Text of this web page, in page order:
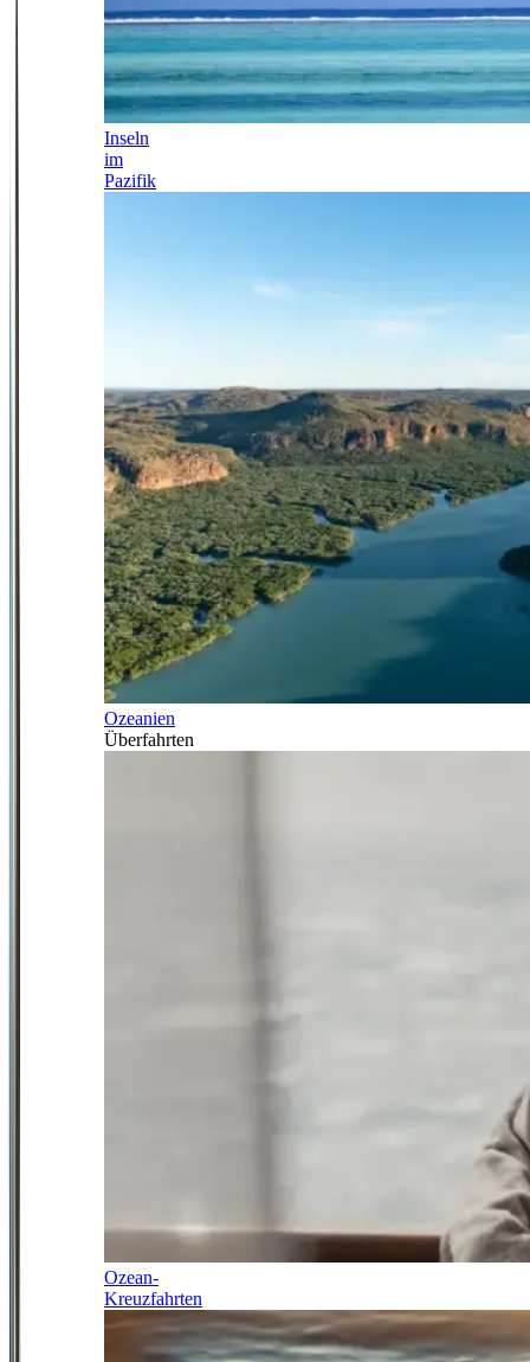
Inseln
im
Pazifik
Ozeanien
Überfahrten
Ozean-
Kreuzfahrten